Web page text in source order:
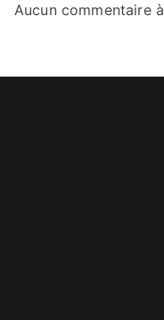
Aucun commentaire